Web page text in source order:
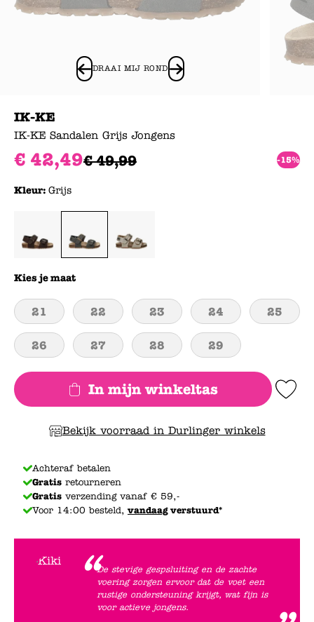
DRAAI MIJ ROND
IK-KE
IK-KE Sandalen Grijs Jongens
€ 42,49€ 49,99 -15%
Kleur: Grijs
Kies je maat
21 22 23 24 25
26 27 28 29
In mijn winkeltas Add to
Bekijk voorraad in Durlinger winkels
Achteraf betalen
Gratis retourneren
Gratis verzending vanaf € 59,-
Voor 14:00 besteld, vandaagverstuurd*
De stevige gespsluiting en de zachte
voering zorgen ervoor dat de voet een
rustige ondersteuning krijgt, wat fijn is
voor actieve jongens.